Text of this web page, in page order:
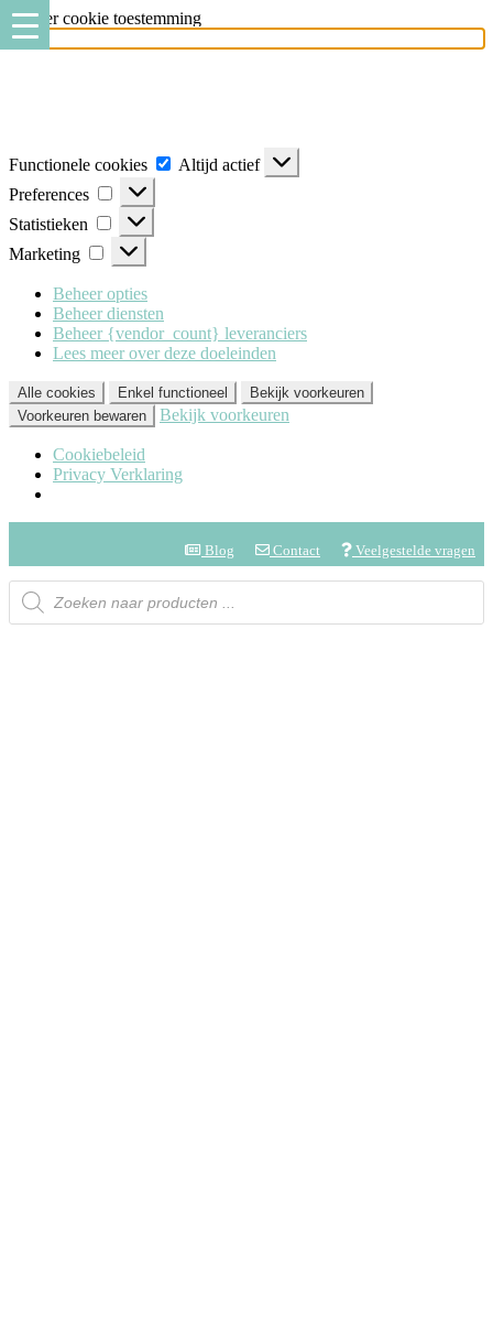
Beheer cookie toestemming
Functionele cookies
Altijd actief
Preferences
Statistieken
Marketing
Beheer opties
Beheer diensten
Beheer {vendor_count} leveranciers
Lees meer over deze doeleinden
Alle cookies Enkel functioneel
Bekijk voorkeuren
Voorkeuren bewaren
Bekijk voorkeuren
Cookiebeleid
Privacy Verklaring
Blog Contact Veelgestelde vragen